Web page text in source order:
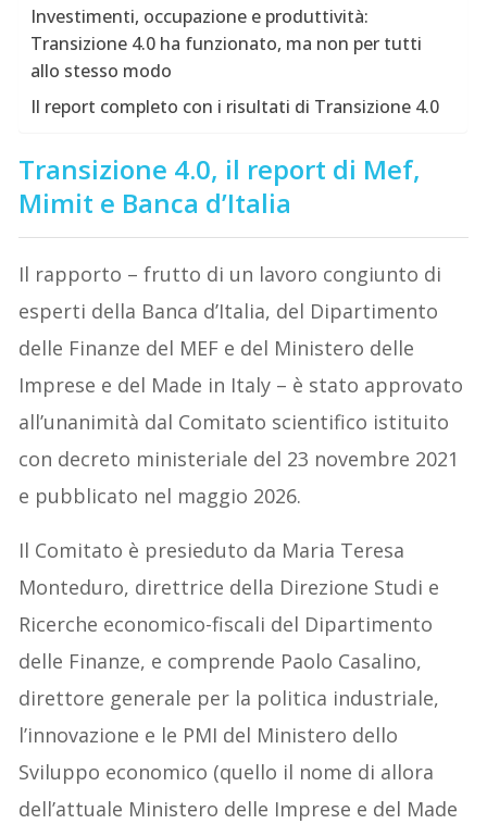
Investimenti, occupazione e produttività:
Transizione 4.0 ha funzionato, ma non per tutti
allo stesso modo
Il report completo con i risultati di Transizione 4.0
Transizione 4.0, il report di Mef,
Mimit e Banca d’Italia
Il rapporto – frutto di un lavoro congiunto di
esperti della Banca d’Italia, del Dipartimento
delle Finanze del MEF e del Ministero delle
Imprese e del Made in Italy – è stato approvato
all’unanimità dal Comitato scientifico istituito
con decreto ministeriale del 23 novembre 2021
e pubblicato nel maggio 2026.
Il Comitato è presieduto da Maria Teresa
Monteduro, direttrice della Direzione Studi e
Ricerche economico-fiscali del Dipartimento
delle Finanze, e comprende Paolo Casalino,
direttore generale per la politica industriale,
l’innovazione e le PMI del Ministero dello
Sviluppo economico (quello il nome di allora
dell’attuale Ministero delle Imprese e del Made